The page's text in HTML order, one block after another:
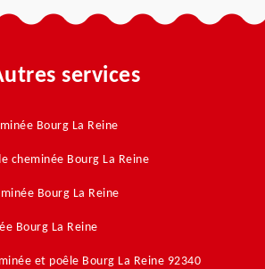
services
Bourg La Reine
cheminée Bourg La Reine
Bourg La Reine
Bourg La Reine
et poêle Bourg La Reine 92340